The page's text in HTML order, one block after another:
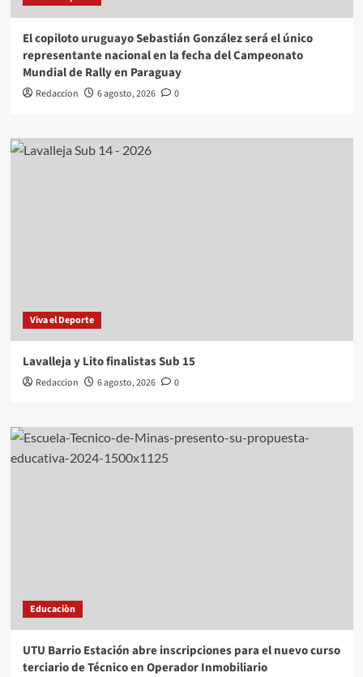
El copiloto uruguayo Sebastián González será el único
representante nacional en la fecha del Campeonato
Mundial de Rally en Paraguay
Redaccion 6 agosto, 2026 0
Viva el Deporte
Lavalleja y Lito finalistas Sub 15
Redaccion 6 agosto, 2026 0
Educaciòn
UTU Barrio Estación abre inscripciones para el nuevo curso
terciario de Técnico en Operador Inmobiliario